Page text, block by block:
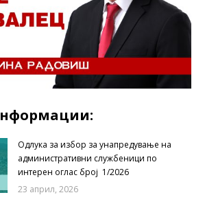
Одлука за избор за унапредување на
административни службеници по
интерен оглас број 1/2026
23 април, 2026